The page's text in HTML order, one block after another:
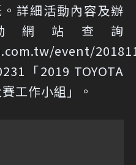
詳細活動內容及辦
網站查詢
event/
「2019 TOYOTA
工作小組」。